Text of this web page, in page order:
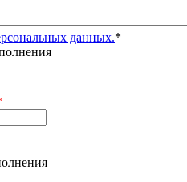
данных.*